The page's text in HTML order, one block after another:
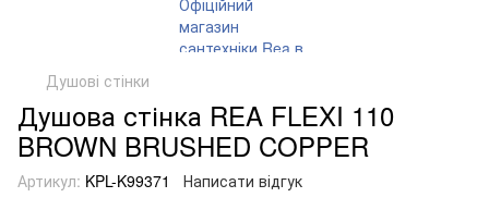
Душові стінки
Душова стінка REA FLEXI 110
BROWN BRUSHED COPPER
Артикул: KPL-K99371 Написати відгук